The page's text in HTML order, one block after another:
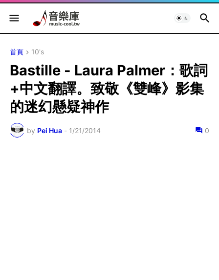
首頁 10's
Bastille - Laura Palmer：歌詞
+中文翻譯。致敬《雙峰》影集
的迷幻懸疑神作
by Pei Hua - 1/21/2014 0